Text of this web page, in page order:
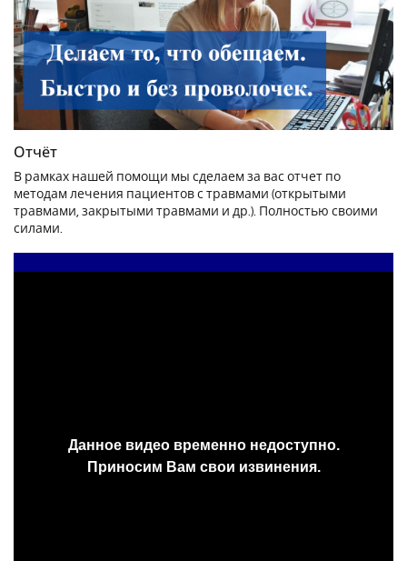
Отчёт
В рамках нашей помощи мы сделаем за вас отчет по
методам лечения пациентов с травмами (открытыми
травмами, закрытыми травмами и др.). Полностью своими
силами.